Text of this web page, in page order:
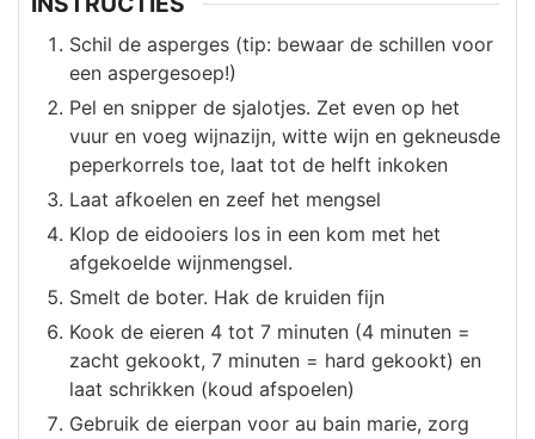
Schil de asperges (tip: bewaar de schillen voor
een aspergesoep!)
Pel en snipper de sjalotjes. Zet even op het
vuur en voeg wijnazijn, witte wijn en gekneusde
peperkorrels toe, laat tot de helft inkoken
Laat afkoelen en zeef het mengsel
Klop de eidooiers los in een kom met het
afgekoelde wijnmengsel.
Smelt de boter. Hak de kruiden fijn
Kook de eieren 4 tot 7 minuten (4 minuten =
zacht gekookt, 7 minuten = hard gekookt) en
laat schrikken (koud afspoelen)
Gebruik de eierpan voor au bain marie, zorg